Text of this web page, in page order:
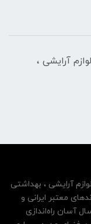
آرایشی ،
آرایشی ، بهداشتی
معتبر ایرانی و
آسان راه‌اندازی